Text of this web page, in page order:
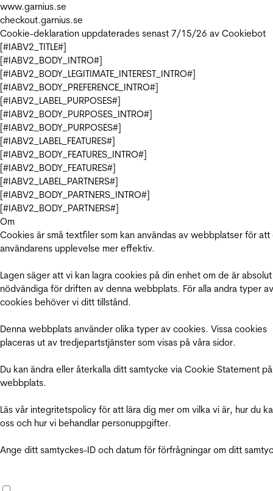
www.garnius.se
checkout.garnius.se
Cookie-deklaration uppdaterades senast 7/15/26 av Cookiebot
[#IABV2_TITLE#]
[#IABV2_BODY_INTRO#]
[#IABV2_BODY_LEGITIMATE_INTEREST_INTRO#]
[#IABV2_BODY_PREFERENCE_INTRO#]
[#IABV2_LABEL_PURPOSES#]
[#IABV2_BODY_PURPOSES_INTRO#]
[#IABV2_BODY_PURPOSES#]
[#IABV2_LABEL_FEATURES#]
[#IABV2_BODY_FEATURES_INTRO#]
[#IABV2_BODY_FEATURES#]
[#IABV2_LABEL_PARTNERS#]
[#IABV2_BODY_PARTNERS_INTRO#]
[#IABV2_BODY_PARTNERS#]
Om
Cookies är små textfiler som kan användas av webbplatser för att
användarens upplevelse mer effektiv.
Lagen säger att vi kan lagra cookies på din enhet om de är absolut
nödvändiga för driften av denna webbplats. För alla andra typer av
cookies behöver vi ditt tillstånd.
Denna webbplats använder olika typer av cookies. Vissa cookies
placeras ut av tredjepartstjänster som visas på våra sidor.
Du kan ändra eller återkalla ditt samtycke via Cookie Statement
webbplats.
Läs vår integritetspolicy för att lära dig mer om vilka vi är, hur du
oss och hur vi behandlar personuppgifter.
Ange ditt samtyckes-ID och datum för förfrågningar om ditt